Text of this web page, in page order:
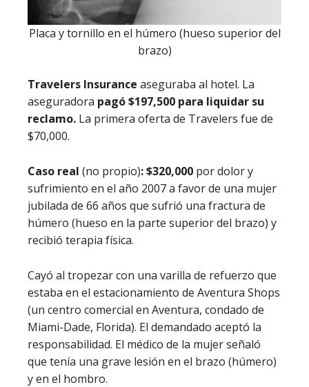
Placa y tornillo en el húmero (hueso superior del
brazo)
Travelers Insurance aseguraba al hotel. La
aseguradora pagó $197,500 para liquidar su
reclamo. La primera oferta de Travelers fue de
$70,000.
Caso real (no propio):$320,000 por dolor y
sufrimiento en el año 2007 a favor de una mujer
jubilada de 66 años que sufrió una fractura de
húmero (hueso en la parte superior del brazo) y
recibió terapia física.
Cayó al tropezar con una varilla de refuerzo que
estaba en el estacionamiento de Aventura Shops
(un centro comercial en Aventura, condado de
Miami-Dade, Florida). El demandado aceptó la
responsabilidad. El médico de la mujer señaló
que tenía una grave lesión en el brazo (húmero)
y en el hombro.